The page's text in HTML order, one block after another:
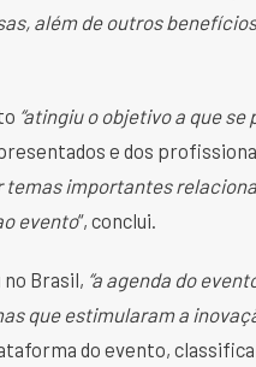
além de outros
“atingiu o objetivo a que
e dos
temas importantes
evento“, conclui.
Brasil, “a agenda do
que estimularam a
do evento,